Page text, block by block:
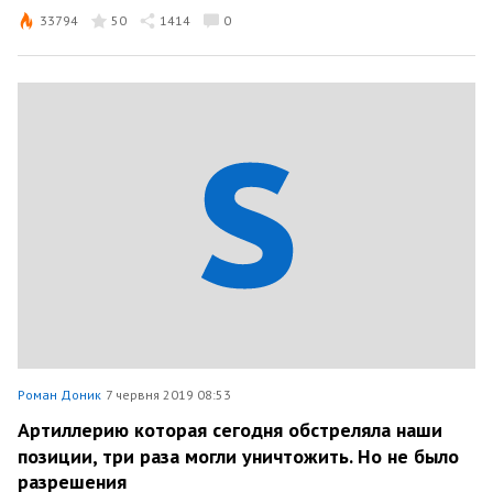
33794 50 1414 0
Роман Доник 7 червня 2019 08:53
Артиллерию которая сегодня обстреляла наши
позиции, три раза могли уничтожить. Но не было
разрешения